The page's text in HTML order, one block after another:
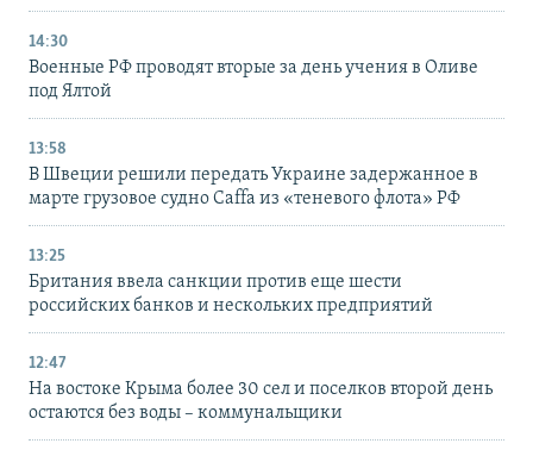
14:30
Военные РФ проводят вторые за день учения в Оливе
под Ялтой
13:58
В Швеции решили передать Украине задержанное в
марте грузовое судно Caffa из «теневого флота» РФ
13:25
Британия ввела санкции против еще шести
российских банков и нескольких предприятий
12:47
На востоке Крыма более 30 сел и поселков второй день
остаются без воды – коммунальщики